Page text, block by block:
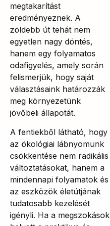
megtakarítást
eredményeznek. A
zöldebb út tehát nem
egyetlen nagy döntés,
hanem egy folyamatos
odafigyelés, amely során
felismerjük, hogy saját
választásaink határozzák
meg környezetünk
jövőbeli állapotát.
A fentiekből látható, hogy
az ökológiai lábnyomunk
csökkentése nem radikális
változtatásokat, hanem a
mindennapi folyamatok és
az eszközök életútjának
tudatosabb kezelését
igényli. Ha a megszokások